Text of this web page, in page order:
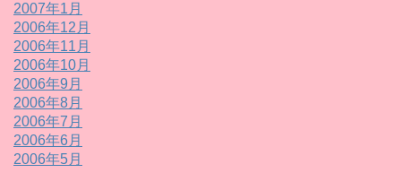
2007年1月
2006年12月
2006年11月
2006年10月
2006年9月
2006年8月
2006年7月
2006年6月
2006年5月